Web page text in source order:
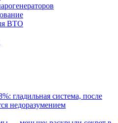
ВТО
гладильная система, после
недоразумением